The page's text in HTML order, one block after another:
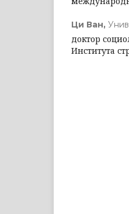
Ци Ван,
доктор
Института